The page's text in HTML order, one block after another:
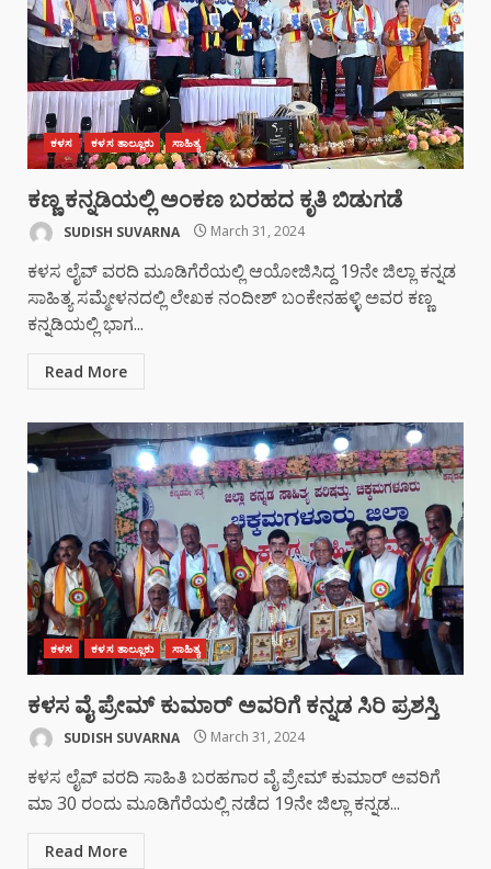
ಕಳಸ ಕಳಸ ತಾಲ್ಲೂಕು ಸಾಹಿತ್ಯ
ಕಣ್ಣ ಕನ್ನಡಿಯಲ್ಲಿ ಅಂಕಣ ಬರಹದ ಕೃತಿ ಬಿಡುಗಡೆ
SUDISH SUVARNA March 31, 2024
ಕಳಸ ಲೈವ್ ವರದಿ ಮೂಡಿಗೆರೆಯಲ್ಲಿ ಆಯೋಜಿಸಿದ್ದ 19ನೇ ಜಿಲ್ಲಾ ಕನ್ನಡ
ಸಾಹಿತ್ಯ ಸಮ್ಮೇಳನದಲ್ಲಿ ಲೇಖಕ ನಂದೀಶ್ ಬಂಕೇನಹಳ್ಳಿ ಅವರ ಕಣ್ಣ
ಕನ್ನಡಿಯಲ್ಲಿ ಭಾಗ...
Read More
ಕಳಸ ಕಳಸ ತಾಲ್ಲೂಕು ಸಾಹಿತ್ಯ
ಕಳಸ ವೈ ಪ್ರೇಮ್ ಕುಮಾರ್ ಅವರಿಗೆ ಕನ್ನಡ ಸಿರಿ ಪ್ರಶಸ್ತಿ
SUDISH SUVARNA March 31, 2024
ಕಳಸ ಲೈವ್ ವರದಿ ಸಾಹಿತಿ ಬರಹಗಾರ ವೈ ಪ್ರೇಮ್ ಕುಮಾರ್ ಅವರಿಗೆ
ಮಾ 30 ರಂದು ಮೂಡಿಗೆರೆಯಲ್ಲಿ ನಡೆದ 19ನೇ ಜಿಲ್ಲಾ ಕನ್ನಡ...
Read More